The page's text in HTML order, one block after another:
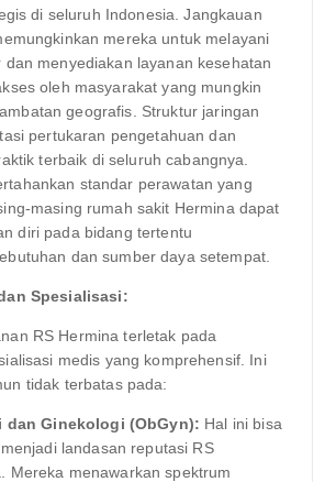
di seluruh Indonesia. Jangkauan
mereka untuk melayani
dan menyediakan layanan kesehatan
oleh masyarakat yang mungkin
geografis. Struktur jaringan
pertukaran pengetahuan dan
terbaik di seluruh cabangnya.
standar perawatan yang
masing rumah sakit Hermina dapat
diri pada bidang tertentu
dan sumber daya setempat.
Spesialisasi:
RS Hermina terletak pada
medis yang komprehensif. Ini
tidak terbatas pada:
dan Ginekologi (ObGyn): Hal ini bisa
landasan reputasi RS
Mereka menawarkan spektrum